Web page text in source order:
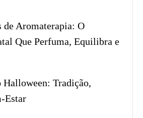
de Aromaterapia: O
Que Perfuma, Equilibra e
Tradição,
Estar